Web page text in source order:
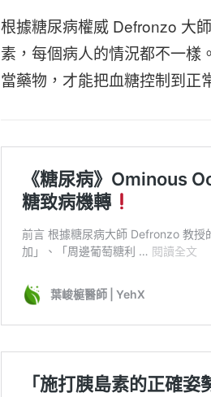
根據糖尿病權威 Defronzo 大
素，每個病人的情況都不一樣
當藥物，才能把血糖控制到正